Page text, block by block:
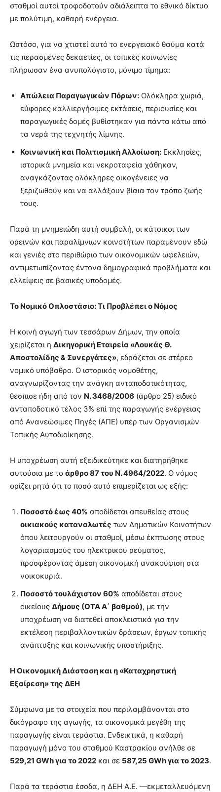
σταθμοί αυτοί τροφοδοτούν αδιάλειπτα το εθνικό δίκτυο
με πολύτιμη, καθαρή ενέργεια.
Ωστόσο, για να χτιστεί αυτό το ενεργειακό θαύμα κατά
τις περασμένες δεκαετίες, οι τοπικές κοινωνίες
πλήρωσαν ένα ανυπολόγιστο, μόνιμο τίμημα:
Απώλεια Παραγωγικών Πόρων: Ολόκληρα χωριά,
εύφορες καλλιεργήσιμες εκτάσεις, περιουσίες και
παραγωγικές δομές βυθίστηκαν για πάντα κάτω από
τα νερά της τεχνητής λίμνης.
Κοινωνική και Πολιτισμική Αλλοίωση: Εκκλησίες,
ιστορικά μνημεία και νεκροταφεία χάθηκαν,
αναγκάζοντας ολόκληρες οικογένειες να
ξεριζωθούν και να αλλάξουν βίαια τον τρόπο ζωής
τους.
Παρά τη μνημειώδη αυτή συμβολή, οι κάτοικοι των
ορεινών και παραλίμνιων κοινοτήτων παραμένουν εδώ
και γενιές στο περιθώριο των οικονομικών ωφελειών,
αντιμετωπίζοντας έντονα δημογραφικά προβλήματα και
ελλείψεις σε βασικές υποδομές.
Το Νομικό Οπλοστάσιο: Τι Προβλέπει ο Νόμος
Η κοινή αγωγή των τεσσάρων Δήμων, την οποία
χειρίζεται η Δικηγορική Εταιρεία «Λουκάς Θ.
Αποστολίδης & Συνεργάτες», εδράζεται σε στέρεο
νομικό υπόβαθρο. Ο ιστορικός νομοθέτης,
αναγνωρίζοντας την ανάγκη ανταποδοτικότητας,
θέσπισε ήδη από τον Ν. 3468/2006 (άρθρο 25) ειδικό
ανταποδοτικό τέλος 3% επί της παραγωγής ενέργειας
από Ανανεώσιμες Πηγές (ΑΠΕ) υπέρ των Οργανισμών
Τοπικής Αυτοδιοίκησης.
Η υποχρέωση αυτή εξειδικεύτηκε και διατηρήθηκε
αυτούσια με το άρθρο 87 του Ν. 4964/2022. Ο νόμος
ορίζει ρητά ότι το ποσό αυτό επιμερίζεται ως εξής:
Ποσοστό έως 40% αποδίδεται απευθείας στους
οικιακούς καταναλωτές των Δημοτικών Κοινοτήτων
όπου λειτουργούν οι σταθμοί, μέσω έκπτωσης στους
λογαριασμούς του ηλεκτρικού ρεύματος,
προσφέροντας άμεση οικονομική ανακούφιση στα
νοικοκυριά.
Ποσοστό τουλάχιστον 60% αποδίδεται στους
οικείους Δήμους (ΟΤΑ Α΄ βαθμού), με την
υποχρέωση να διατεθεί αποκλειστικά για την
εκτέλεση περιβαλλοντικών δράσεων, έργων τοπικής
ανάπτυξης και κοινωνικής υποστήριξης.
Η Οικονομική Διάσταση και η «Καταχρηστική
Εξαίρεση» της ΔΕΗ
Σύμφωνα με τα στοιχεία που περιλαμβάνονται στο
δικόγραφο της αγωγής, τα οικονομικά μεγέθη της
παραγωγής είναι τεράστια. Ενδεικτικά, η καθαρή
παραγωγή μόνο του σταθμού Καστρακίου ανήλθε σε
529,21 GWh για το 2022 και σε 587,25 GWh για το 2023.
Παρά τα τεράστια έσοδα, η ΔΕΗ Α.Ε. —εκμεταλλευόμενη